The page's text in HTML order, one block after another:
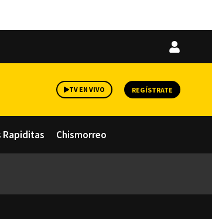
Iniciar
TV EN VIVO REGÍSTRATE
Rapiditas Chismorreo